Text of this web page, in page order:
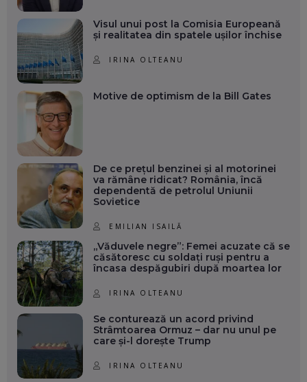
Visul unui post la Comisia Europeană
și realitatea din spatele ușilor închise
IRINA OLTEANU
Motive de optimism de la Bill Gates
De ce prețul benzinei și al motorinei
va rămâne ridicat? România, încă
dependentă de petrolul Uniunii
Sovietice
EMILIAN ISAILĂ
„Văduvele negre”: Femei acuzate că se
căsătoresc cu soldați ruși pentru a
încasa despăgubiri după moartea lor
IRINA OLTEANU
Se conturează un acord privind
Strâmtoarea Ormuz – dar nu unul pe
care și-l dorește Trump
IRINA OLTEANU